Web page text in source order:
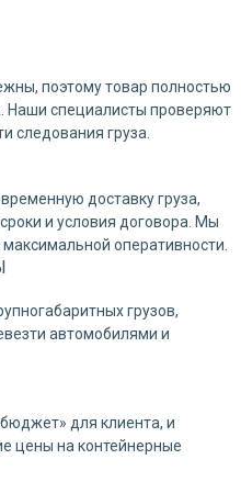
поэтому товар полностью
специалисты проверяют
следования груза.
доставку груза,
и условия договора. Мы
оперативности.
грузов,
автомобилями и
для клиента, и
цены на контейнерные